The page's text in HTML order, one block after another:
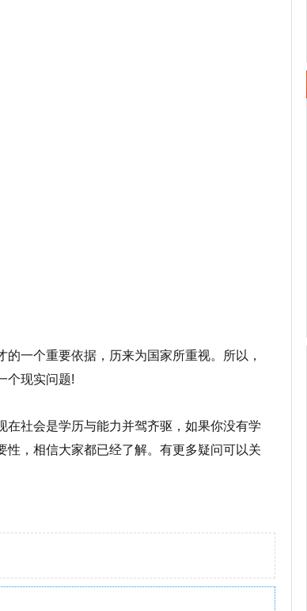
一个重要依据，历来为国家所重视。所以，
个现实问题!
在社会是学历与能力并驾齐驱，如果你没有学
性，相信大家都已经了解。有更多疑问可以关